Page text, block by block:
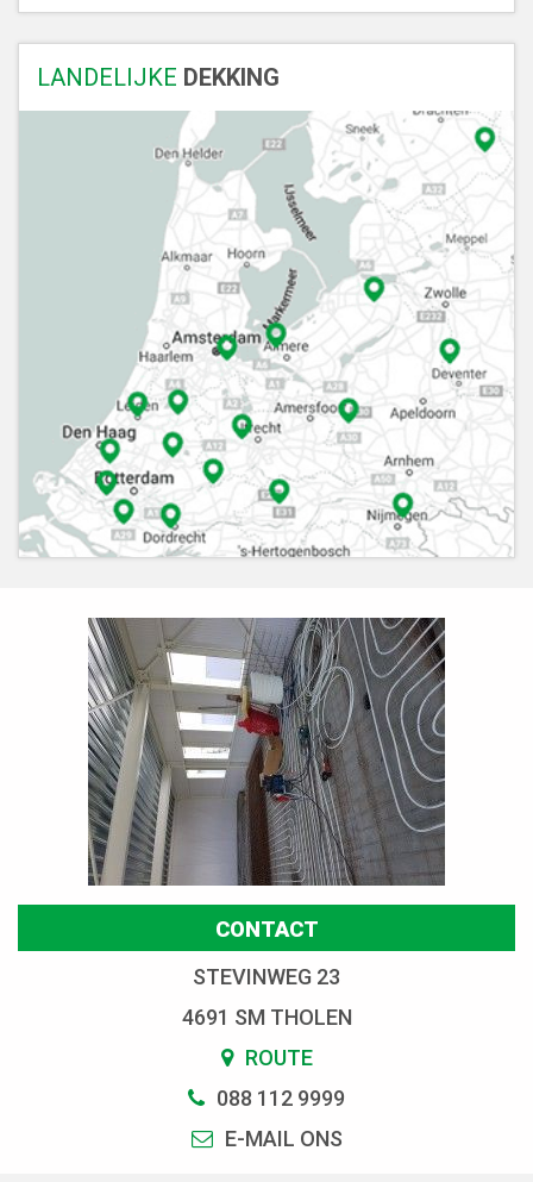
LANDELIJKE DEKKING
CONTACT
STEVINWEG 23
4691 SM THOLEN
ROUTE
088 112 9999
E-MAIL ONS